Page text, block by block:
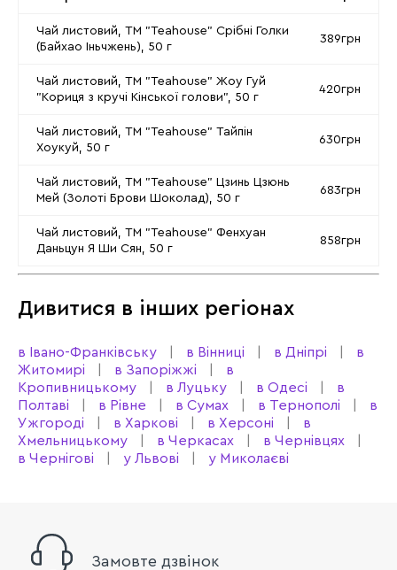
Чай листовий, ТМ "Teahouse" Срібні Голки
(Байхао Іньчжень), 50 г
389грн
Чай листовий, ТМ "Teahouse" Жоу Гуй
"Кориця з кручі Кінської голови", 50 г
420грн
Чай листовий, ТМ "Teahouse" Тайпін
Хоукуй, 50 г
630грн
Чай листовий, ТМ "Teahouse" Цзинь Цзюнь
Мей (Золоті Брови Шоколад), 50 г
683грн
Чай листовий, ТМ "Teahouse" Фенхуан
Даньцун Я Ши Сян, 50 г
858грн
Дивитися в інших регіонах
в Івано-Франківську в Вінниці в Дніпрі
в
Житомирі
в Запоріжжі
в
Кропивницькому
в Луцьку в Одесі
в
Полтаві
в Рівне в Сумах в Тернополі
в
Ужгороді
в Харкові в Херсоні
в
Хмельницькому
в Черкасах
в Чернівцях
в Чернігові
у Львові у Миколаєві
Замовте дзвінок